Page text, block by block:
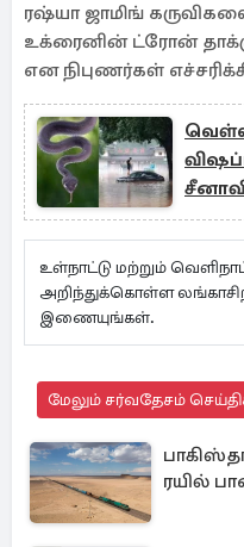
ரஷ்யா ஜாமிங்
உக்ரைனின் ட்ரோன்
என நிபுணர்கள்
உள்நாட்டு மற்றும்
அறிந்துக்கொள்ள
இணையுங்கள்.
மேலும் சர்வதேசம்
ரயில்